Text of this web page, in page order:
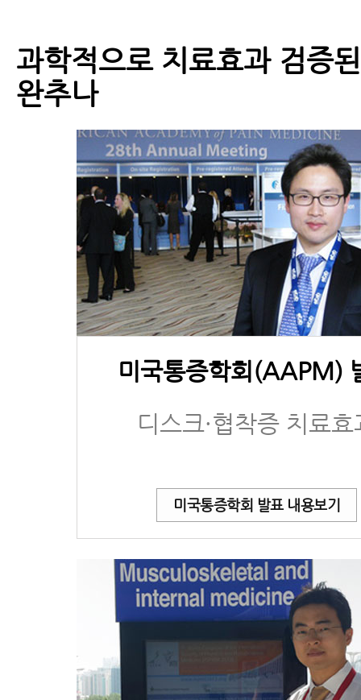
과학적으로 치료효과 검증
완추나
미국통증학회(AAPM)
디스크·협착증 치료효
미국통증학회 발표 내용보기